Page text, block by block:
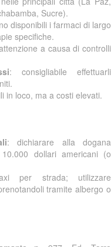
Sucre).
disponibili i farmaci di largo
specifiche.
a causa di controlli
: consigliabile effettuarli
in loco, ma a costi elevati.
: dichiarare alla dogana
dollari americani (o
per strada; utilizzare
tramite albergo o